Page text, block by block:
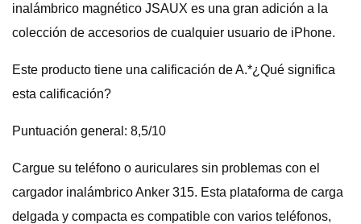
inalámbrico magnético JSAUX es una gran adición a la
colección de accesorios de cualquier usuario de iPhone.
Este producto tiene una calificación de A.*¿Qué significa
esta calificación?
Puntuación general: 8,5/10
Cargue su teléfono o auriculares sin problemas con el
cargador inalámbrico Anker 315. Esta plataforma de carga
delgada y compacta es compatible con varios teléfonos,